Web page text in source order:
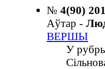
№ 4(90)
Аўтар -
ВЕРШЫ
У